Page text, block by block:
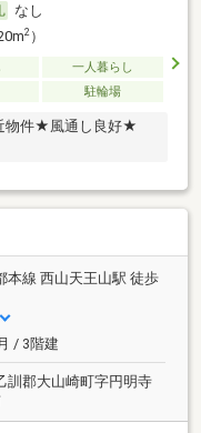
なし
2）
一人暮らし
駐輪場
物件★風通し良好★
本線 西山天王山駅 徒歩
/ 3階建
訓郡大山崎町字円明寺